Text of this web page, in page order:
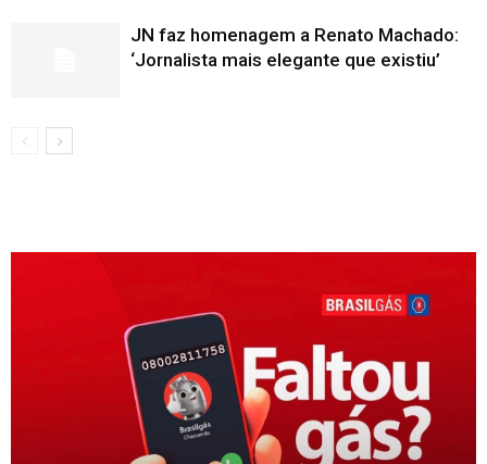
JN faz homenagem a Renato Machado:
‘Jornalista mais elegante que existiu’